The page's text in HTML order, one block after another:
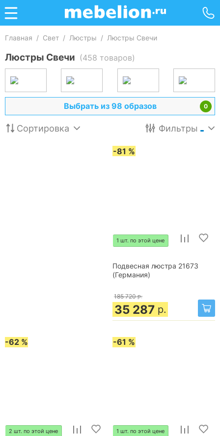
Главная / Свет / Люстры / Люстры Свечи
Люстры Свечи (458 товаров)
0
Выбрать из 98 образов
Сортировка Фильтры
-81 %
1 шт. по этой цене
Подвесная люстра 21673
(Германия)
185 720 р.
35 287 р.
-62 %
2 шт. по этой цене
-61 %
1 шт. по этой цене